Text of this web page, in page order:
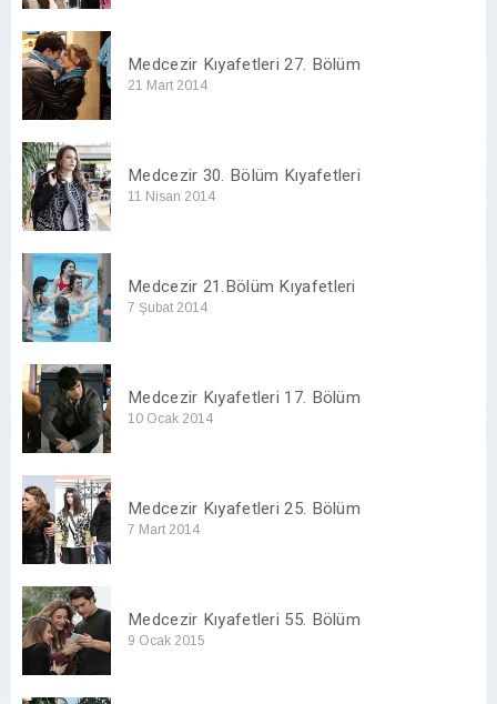
Medcezir Kıyafetleri 27. Bölüm
21 Mart 2014
Medcezir 30. Bölüm Kıyafetleri
11 Nisan 2014
Medcezir 21.Bölüm Kıyafetleri
7 Şubat 2014
Medcezir Kıyafetleri 17. Bölüm
10 Ocak 2014
Medcezir Kıyafetleri 25. Bölüm
7 Mart 2014
Medcezir Kıyafetleri 55. Bölüm
9 Ocak 2015